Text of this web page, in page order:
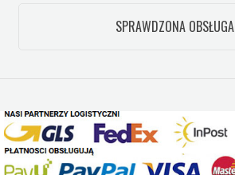
SPRAWDZONA OBSŁUGA